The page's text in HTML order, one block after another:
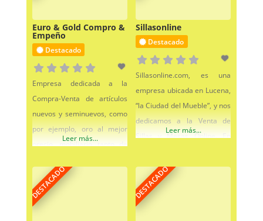
Euro & Gold Compro &
Empeño
Destacado
Empresa dedicada a la
Compra-Venta de artículos
nuevos y seminuevos, como
por ejemplo, oro al mejor
precio, mobiliario tanto de
comercial,
electrodomésticos,
iluminación, decoración,
Leer más...
Sillasonline
Destacado
Sillasonline.com, es una
empresa ubicada en Lucena,
“la Ciudad del Mueble”, y nos
dedicamos a la Venta de
Sillas y Mesas Online. En
adquirir, Sillas Sillones,
Taburetes, Mecedoras,
Marquesitas, Banquetas,
Leer más...
DESTACADO DESTACADO